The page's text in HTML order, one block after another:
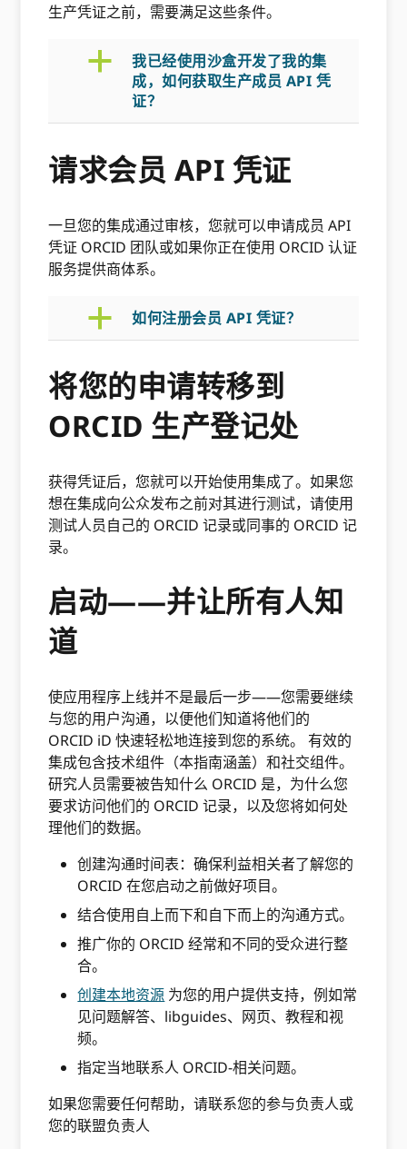
生产凭证之前，需要满足这些条件。
a
我已经使用沙盒开发了我的集
成，如何获取生产成员 API 凭
证？
请求会员 API 凭证
一旦您的集成通过审核，您就可以申请成员 API
凭证 ORCID 团队或如果你正在使用 ORCID 认证
服务提供商体系。
a 如何注册会员 API 凭证？
将您的申请转移到
ORCID 生产登记处
获得凭证后，您就可以开始使用集成了。如果您
想在集成向公众发布之前对其进行测试，请使用
测试人员自己的 ORCID 记录或同事的 ORCID 记
录。
启动——并让所有人知
道
使应用程序上线并不是最后一步——您需要继续
与您的用户沟通，以便他们知道将他们的
ORCID iD 快速轻松地连接到您的系统。 有效的
集成包含技术组件（本指南涵盖）和社交组件。
研究人员需要被告知什么 ORCID 是，为什么您
要求访问他们的 ORCID 记录，以及您将如何处
理他们的数据。
创建沟通时间表：确保利益相关者了解您的
ORCID 在您启动之前做好项目。
结合使用自上而下和自下而上的沟通方式。
推广你的 ORCID 经常和不同的受众进行整
合。
创建本地资源 为您的用户提供支持，例如常
见问题解答、libguides、网页、教程和视
频。
指定当地联系人 ORCID-相关问题。
如果您需要任何帮助，请联系您的参与负责人或
您的联盟负责人